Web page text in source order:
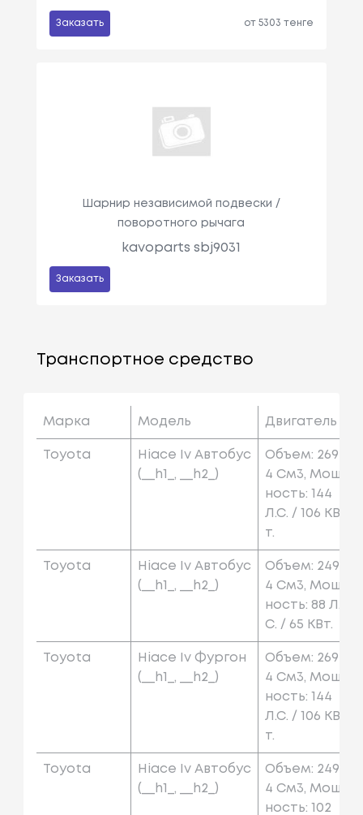
Заказать от 5303 тенге
Шарнир независимой подвески /
поворотного рычага
kavoparts sbj9031
Заказать
Транспортное средство
Марка Модель Двигатель
Toyota
Hiace Iv Автобус
(__h1_, __h2_)
Объем: 269
4 См3, Мощ
Ность: 144
Л.с. / 106 КВ
Т.
Toyota
Hiace Iv Автобус
(__h1_, __h2_)
Объем: 249
4 См3, Мощ
Ность: 88 Л.
С. / 65 КВт.
Toyota
Hiace Iv Фургон
(__h1_, __h2_)
Объем: 269
4 См3, Мощ
Ность: 144
Л.с. / 106 КВ
Т.
Toyota
Hiace Iv Автобус
(__h1_, __h2_)
Объем: 249
4 См3, Мощ
Ность: 102